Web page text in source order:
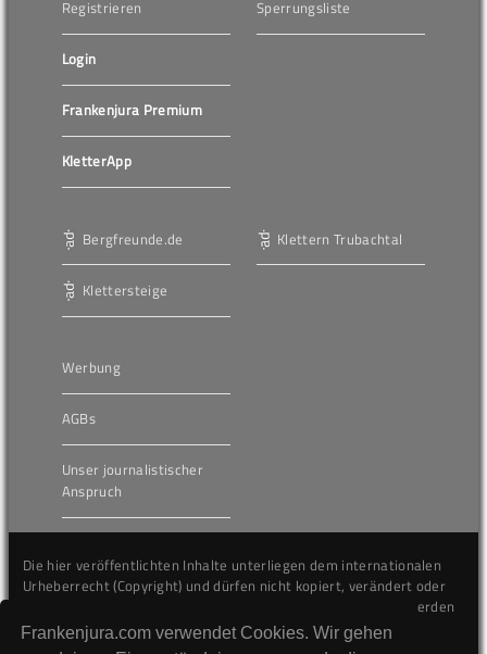
Frankenjura.com verwendet Cookies. Wir gehen
Registrieren
Login
Frankenjura Premium
KletterApp
Sperrungsliste
Bergfreunde.de
Klettersteige
Klettern Trubachtal
Werbung
AGBs
Unser journalistischer
Anspruch
Die hier veröffentlichten Inhalte unterliegen dem internationalen
Urheberrecht (Copyright) und dürfen nicht kopiert, verändert oder
unverändert wiederveröffentlicht werden. Gegen Verstöße werden
wir auf juristischem Wege vorgehen.